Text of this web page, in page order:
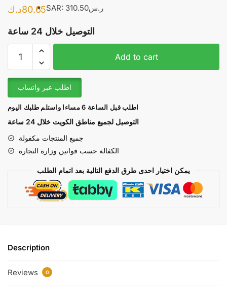
80.65د.ك SAR: 310.50ر.س
التوصيل خلال 24 ساعة
Azan
Wall
Clock
Mosque
Prayer
Clock
إسلامية
صلاة
Add to cart
اطلب عبر واتساب
اطلب قبل الساعة 6 مساءا واستلم طلبك اليوم
التوصيل لجميع مناطق الكويت خلال 24 ساعة
جميع المنتجات مكفولة
الكفالة حسب قوانين وزارة التجارة
يمكن اختيار احدى طرق الدفع التالية بعد اتمام الطلب
Description
Reviews 0